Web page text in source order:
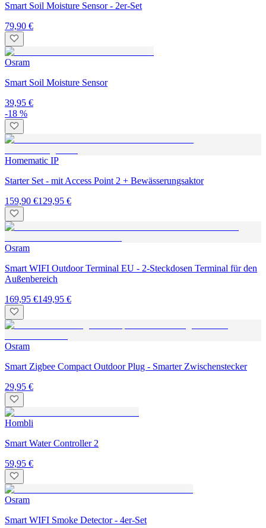
Smart Soil Moisture Sensor - 2er-Set
79,90 €
Osram
Smart Soil Moisture Sensor
39,95 €
-18 %
Homematic IP
Starter Set - mit Access Point 2 + Bewässerungsaktor
159,90 €129,95 €
Osram
Smart WIFI Outdoor Terminal EU - 2-Steckdosen Terminal für den
Außenbereich
169,95 €149,95 €
Osram
Smart Zigbee Compact Outdoor Plug - Smarter Zwischenstecker
29,95 €
Hombli
Smart Water Controller 2
59,95 €
Osram
Smart WIFI Smoke Detector - 4er-Set